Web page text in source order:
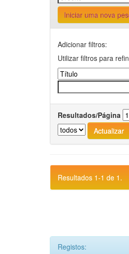
Iniciar uma nova
Adicionar filtros:
Utilizar filtros para
Resultados/Página
Resultados 1-1 de 1.
Registos: